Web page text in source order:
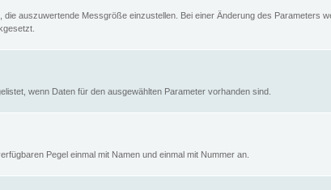
die auszuwertende Messgröße einzustellen. Bei einer Änderung des Parameters
wenn Daten für den ausgewählten Parameter vorhanden sind.
Pegel einmal mit Namen und einmal mit Nummer an.